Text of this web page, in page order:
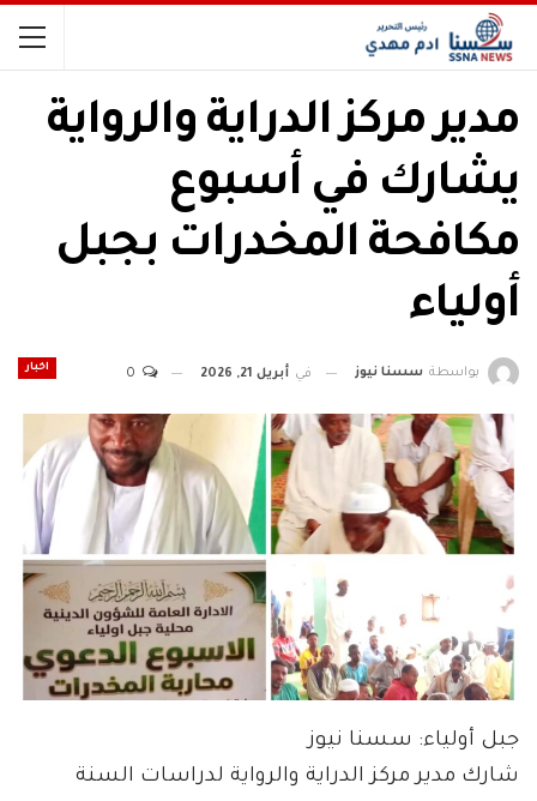
مدير مركز الدراية والرواية
يشارك في أسبوع
مكافحة المخدرات بجبل
أولياء
اخبار بواسطة سسنا نيوز في أبريل 21, 2026
جبل أولياء: سسنا نيوز
شارك مدير مركز الدراية والرواية لدراسات السنة